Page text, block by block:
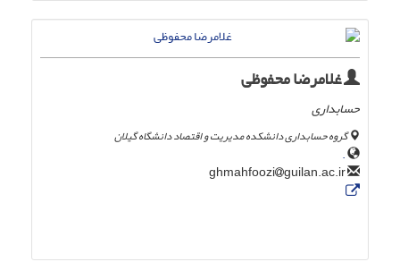
غلامرضا محفوظی
حسابداری
گروه حسابداری دانشکده مدیریت و اقتصاد دانشگاه گیلان
.
guilan.ac.ir